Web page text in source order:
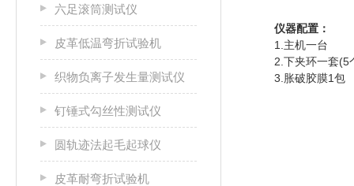
六足滚筒测试仪
皮革低温弯折试验机
织物负离子发生量测试仪
钉锤式勾丝性测试仪
圆轨迹法起毛起球仪
皮革耐弯折试验机
仪器配置：
1.主机一台
2.下夹环一套(5
3.胀破胶膜1包